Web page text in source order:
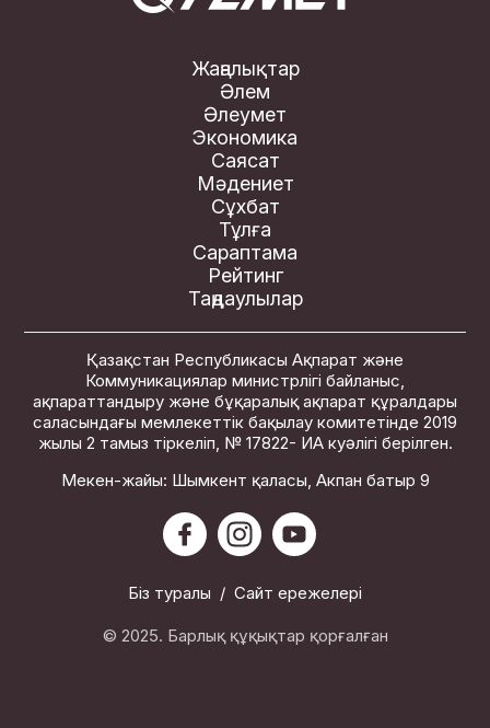
Жаңалықтар
Әлем
Әлеумет
Экономика
Саясат
Мәдениет
Сұхбат
Тұлға
Сараптама
Рейтинг
Таңдаулылар
Қазақстан Республикасы Ақпарат және
Коммуникациялар министрлігі байланыс,
ақпараттандыру және бұқаралық ақпарат құралдары
саласындағы мемлекеттік бақылау комитетінде 2019
жылы 2 тамыз тіркеліп, № 17822- ИА куәлігі берілген.
Мекен-жайы: Шымкент қаласы, Акпан батыр 9
Біз туралы / Сайт ережелері
© 2025. Барлық құқықтар қорғалған